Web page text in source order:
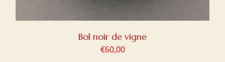
Bol noir de vigne
€60,00